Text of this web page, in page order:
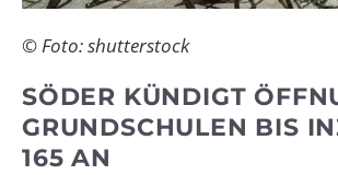
© Foto: shutterstock
SÖDER KÜNDIGT
GRUNDSCHULEN BIS
165 AN